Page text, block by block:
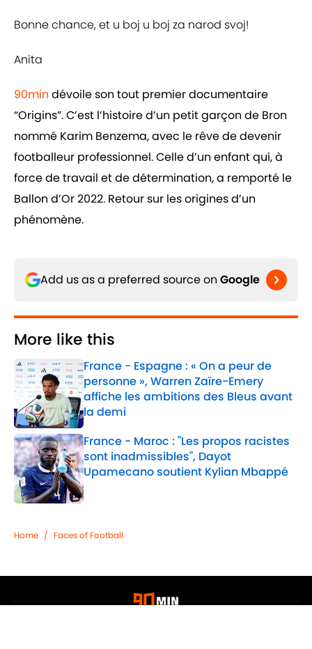
Bonne chance, et u boj u boj za narod svoj!
Anita
90min dévoile son tout premier documentaire
“Origins”. C’est l’histoire d’un petit garçon de Bron
nommé Karim Benzema, avec le rêve de devenir
footballeur professionnel. Celle d’un enfant qui, à
force de travail et de détermination, a remporté le
Ballon d’Or 2022. Retour sur les origines d’un
phénomène.
Add us as a preferred source on Google
More like this
France - Espagne : « On a peur de
personne », Warren Zaïre-Emery
affiche les ambitions des Bleus avant
la demi
Published by on Invalid Date
France - Maroc : "Les propos racistes
sont inadmissibles", Dayot
Upamecano soutient Kylian Mbappé
Published by on Invalid Date
Home / Faces of Football